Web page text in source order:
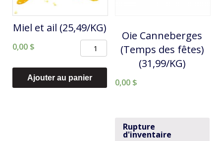
Miel et ail (25,49/KG)
0,00 $
quantité
Miel
et
Ajouter au panier
Oie Canneberges
(Temps des fêtes)
(31,99/KG)
0,00 $
Rupture
d'inventaire